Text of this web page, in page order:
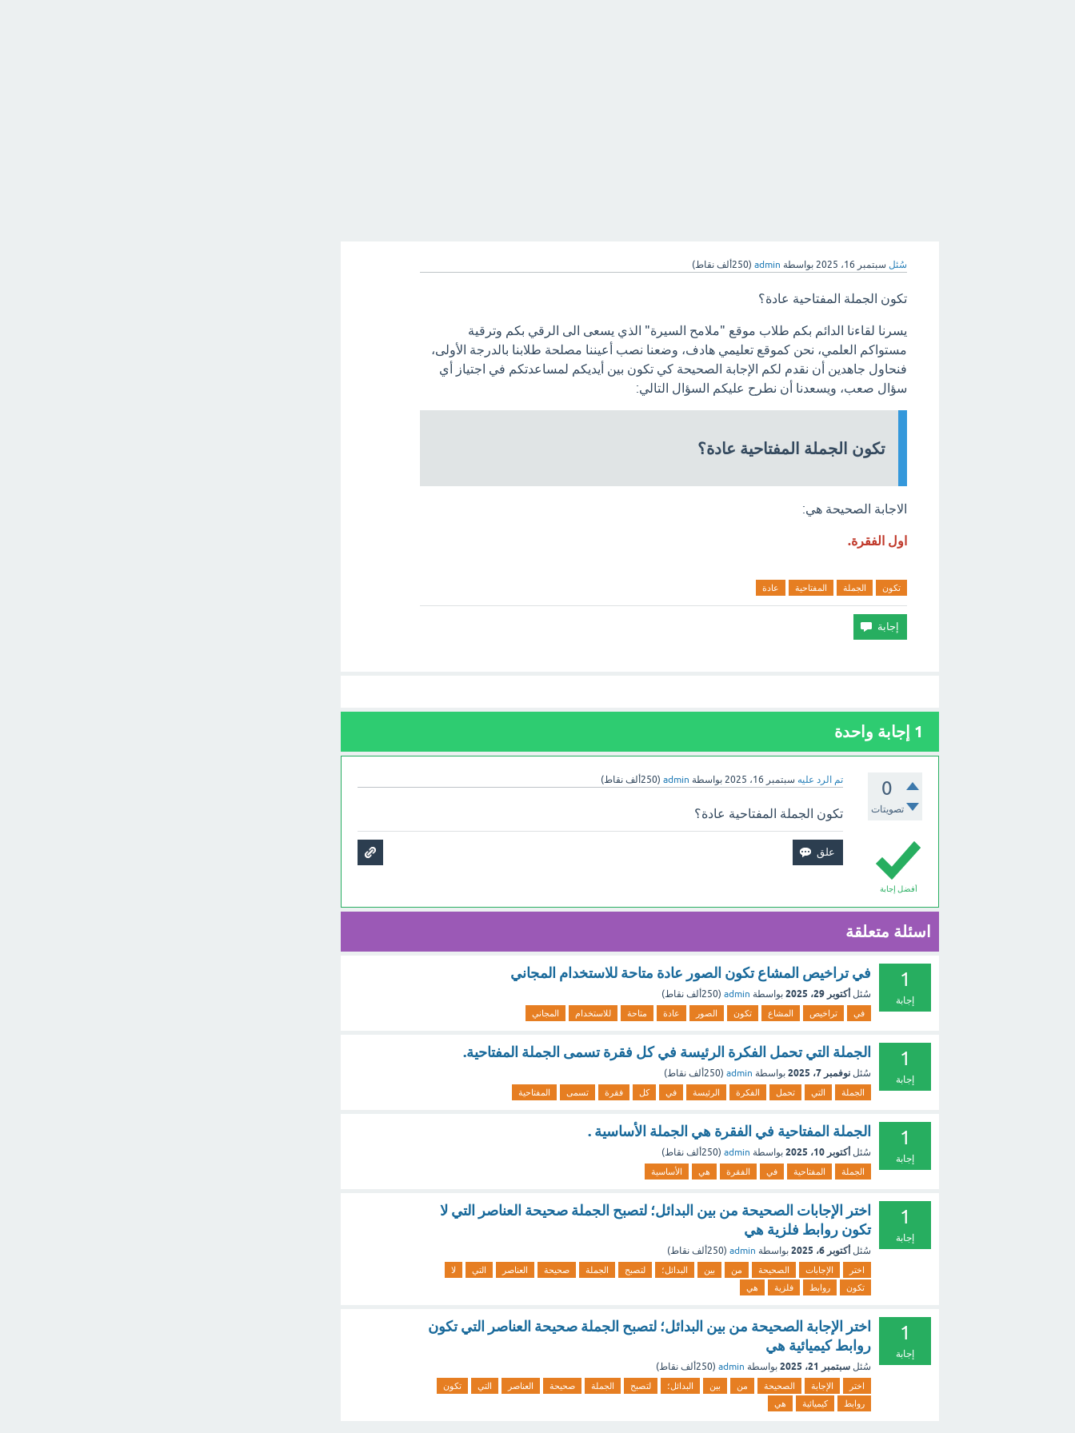
سُئل سبتمبر 16، 2025 بواسطة admin
(250ألف نقاط)
تكون الجملة المفتاحية عادة؟
يسرنا لقاءنا الدائم بكم طلاب موقع "ملامح السيرة" الذي يسعى الى الرقي بكم وترقية
مستواكم العلمي، نحن كموقع تعليمي هادف، وضعنا نصب أعيننا مصلحة طلابنا بالدرجة الأولى،
فنحاول جاهدين أن نقدم لكم الإجابة الصحيحة كي تكون بين أيديكم لمساعدتكم في اجتياز أي
سؤال صعب، ويسعدنا أن نطرح عليكم السؤال التالي:
تكون الجملة المفتاحية عادة؟
الاجابة الصحيحة هي:
اول الفقرة.
تكون الجملة المفتاحية عادة
1 إجابة واحدة
0
تصويتات
تم الرد عليه سبتمبر 16، 2025 بواسطة admin
(250ألف نقاط)
أفضل إجابة
تكون الجملة المفتاحية عادة؟
اسئلة متعلقة
1
إجابة
في تراخيص المشاع تكون الصور عادة متاحة للاستخدام المجاني
سُئل أكتوبر 29، 2025 بواسطة admin
(250ألف نقاط)
في تراخيص المشاع تكون الصور عادة متاحة للاستخدام المجاني
1
إجابة
الجملة التي تحمل الفكرة الرئيسة في كل فقرة تسمى الجملة المفتاحية.
سُئل نوفمبر 7، 2025 بواسطة admin
(250ألف نقاط)
الجملة التي تحمل الفكرة الرئيسة في كل فقرة تسمى المفتاحية
1
إجابة
الجملة المفتاحية في الفقرة هي الجملة الأساسية .
سُئل أكتوبر 10، 2025 بواسطة admin
(250ألف نقاط)
الجملة المفتاحية في الفقرة هي الأساسية
1
إجابة
اختر الإجابات الصحيحة من بين البدائل؛ لتصبح الجملة صحيحة العناصر التي لا
تكون روابط فلزية هي
سُئل أكتوبر 6، 2025 بواسطة admin
(250ألف نقاط)
اختر الإجابات الصحيحة من بين البدائل؛ لتصبح الجملة صحيحة العناصر التي
لا
تكون
روابط فلزية هي
1
إجابة
اختر الإجابة الصحيحة من بين البدائل؛ لتصبح الجملة صحيحة العناصر التي تكون
روابط كيميائية هي
سُئل سبتمبر 21، 2025 بواسطة admin
(250ألف نقاط)
اختر الإجابة الصحيحة من بين البدائل؛ لتصبح الجملة صحيحة العناصر التي
تكون
روابط
كيميائية هي